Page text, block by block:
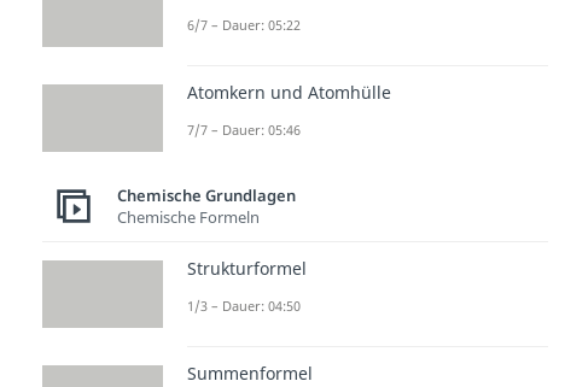
6/7 – Dauer: 05:22
Atomkern und Atomhülle
7/7 – Dauer: 05:46
Chemische Grundlagen
Chemische Formeln
Strukturformel
1/3 – Dauer: 04:50
Summenformel